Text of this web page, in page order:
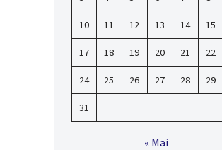
10 11 12 13 14 15
17 18 19 20 21 22
24 25 26 27 28 29
31
« Mai